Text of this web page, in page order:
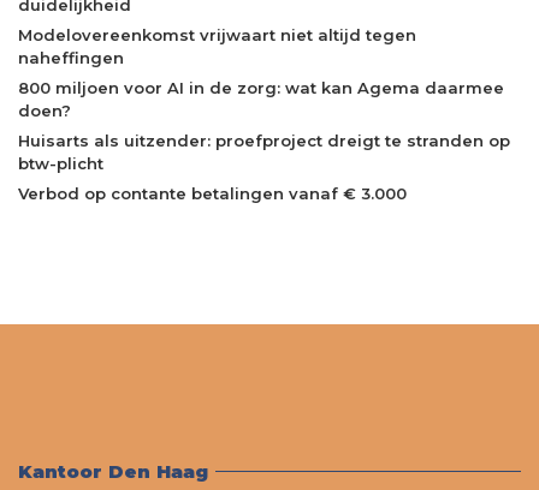
duidelijkheid
Modelovereenkomst vrijwaart niet altijd tegen
naheffingen
800 miljoen voor AI in de zorg: wat kan Agema daarmee
doen?
Huisarts als uitzender: proefproject dreigt te stranden op
btw-plicht
Verbod op contante betalingen vanaf € 3.000
Kantoor Den Haag